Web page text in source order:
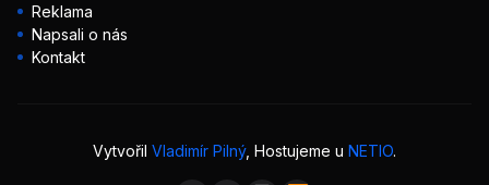
Reklama
Napsali o nás
Kontakt
Vytvořil Vladimír Pilný, Hostujeme u NETIO.